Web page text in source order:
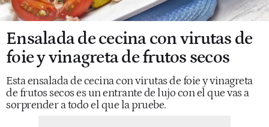
Ensalada de cecina con virutas de
foie y vinagreta de frutos secos
Esta ensalada de cecina con virutas de foie y vinagreta
de frutos secos es un entrante de lujo con el que vas a
sorprender a todo el que la pruebe.